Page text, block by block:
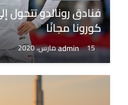
فنادق رونالدو
كورونا مجانًا
admin 15 مارس، 2020